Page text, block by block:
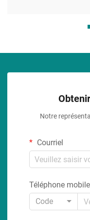
Notre
Courriel
Téléphone
Code